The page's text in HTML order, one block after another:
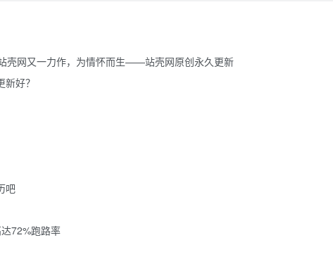
壳网又一力作，为情怀而生——站壳网原创永久更新
好？
吧
72%跑路率